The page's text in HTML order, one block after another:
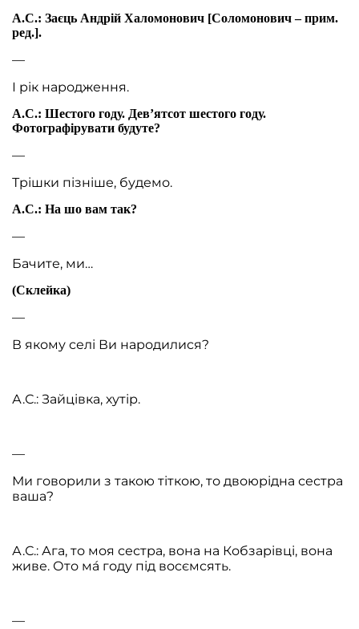
А.С.: Заєць Андрій Халомонович [Соломонович – прим.
ред.].
—
І рік народження.
А.С.: Шестого году. Дев’ятсот шестого году.
Фотографірувати будуте?
—
Трішки пізніше, будемо.
А.С.: На шо вам так?
—
Бачите, ми…
(Склейка)
—
В якому селі Ви народилися?
А.С.: Зайцівка, хутір.
—
Ми говорили з такою тіткою, то двоюрідна сестра
ваша?
А.С.: Ага, то моя сестра, вона на Кобзарівці, вона
живе. Ото ма́ году під восємсять.
—